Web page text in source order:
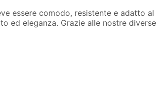
essere comodo, resistente e adatto al
ed eleganza. Grazie alle nostre diverse